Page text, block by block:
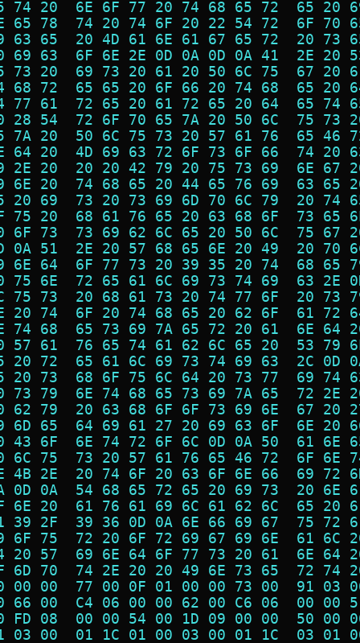
74 20  6E 6F 77 20 74 68 65 72  65
65 78  74 20 74 6F 20 22 54 72  6F
63 65  20 4D 61 6E 61 67 65 72  20
69 63  6F 6E 2E 0D 0A 0D 0A 41  2E
73 20  69 73 20 61 20 50 6C 75  67
68 72  65 65 20 6F 66 20 74 68  65
77 61  72 65 20 61 72 65 20 64  65
28 54  72 6F 70 65 7A 20 50 6C  75
7A 20  50 6C 75 73 20 57 61 76  65
64 20  4D 69 63 72 6F 73 6F 66  74
2E 20  20 20 42 79 20 75 73 69  6E
6E 20  74 68 65 20 44 65 76 69  63
20 69  73 20 73 69 6D 70 6C 79  20
75 20  68 61 76 65 20 63 68 6F  73
6F 73  73 69 62 6C 65 20 50 6C  75
0A 51  2E 20 57 68 65 6E 20 49  20
6E 64  6F 77 73 20 39 35 20 74  68
75 6E  72 65 61 6C 69 73 74 69  63
75 73  20 68 61 73 20 74 77 6F  20
20 74  6F 20 74 68 65 20 62 6F  61
74 68  65 73 69 7A 65 72 20 61  6E
57 61  76 65 74 61 62 6C 65 20  53
20 72  65 61 6C 69 73 74 69 63  2C
20 73  68 6F 75 6C 64 20 73 77  69
73 79  6E 74 68 65 73 69 7A 65  72
62 79  20 63 68 6F 6F 73 69 6E  67
6D 65  64 69 61 27 20 69 63 6F  6E
43 6F  6E 74 72 6F 6C 0D 0A 50  61
6C 75  73 20 57 61 76 65 46 72  6F
4B 2E  20 74 6F 20 63 6F 6E 66  69
0D 0A  54 68 65 72 65 20 69 73  20
6E 20  61 76 61 69 6C 61 62 6C  65
39 2F  39 36 0D 0A 6E 66 69 67  75
6F 75  72 20 6F 72 69 67 69 6E  61
20 57  69 6E 64 6F 77 73 20 61  6E
6D 70  74 2E 20 20 49 6E 73 65  72
00 00  77 00 0F 01 00 00 73 00  91
66 00  C4 06 00 00 62 00 C6 06  00
FD 08  00 00 54 00 1D 09 00 00  50
03 00  01 1C 01 00 03 00 01 1C  03